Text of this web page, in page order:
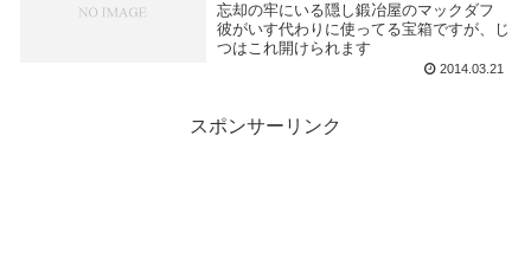
忘却の牢にいる隠し鍛冶屋のマックダフ
彼がいす代わりに使ってる宝箱ですが、じ
つはこれ開けられます
2014.03.21
スポンサーリンク